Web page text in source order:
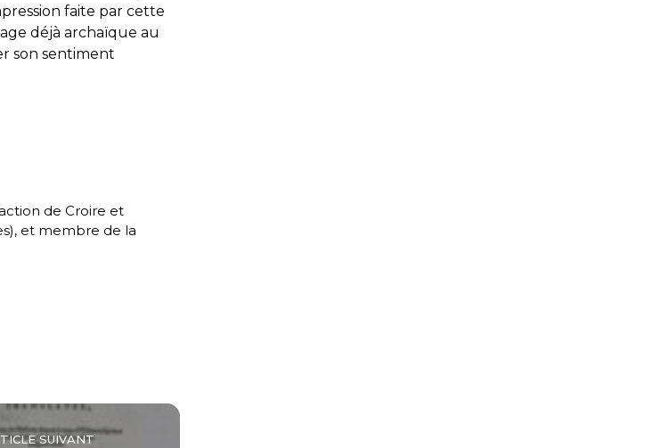
faite par cette
déjà archaïque au
son sentiment
de Croire et
), et membre de la
SUIVANT